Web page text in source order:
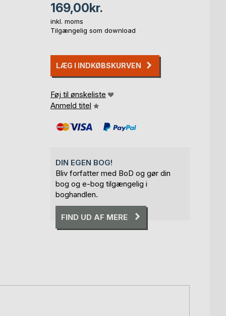
169,00kr.
inkl. moms
Tilgængelig som download
LÆG I INDKØBSKURVEN
Føj til ønskeliste
Anmeld titel
DIN EGEN BOG!
Bliv forfatter med BoD og gør din
bog og e-bog tilgængelig i
boghandlen.
FIND UD AF MERE